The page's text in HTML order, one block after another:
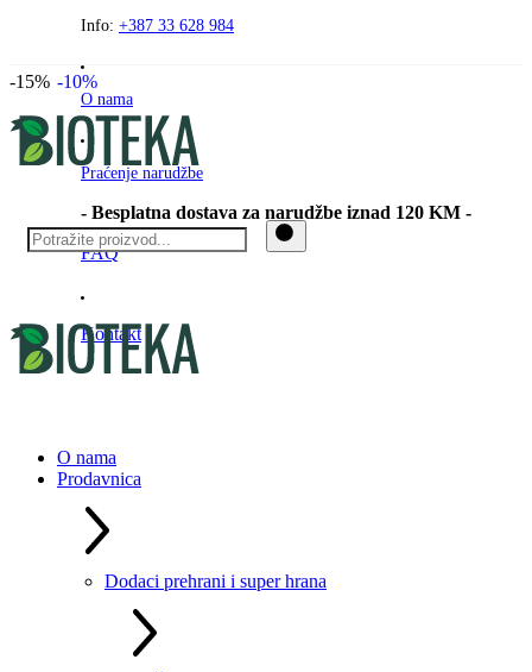
PreskočiteInfo: +387 33 628 984
O nama
Praćenje narudžbe
- Besplatna dostava za narudžbe iznad 120 KM -
FAQ
Kontakt
O nama
Prodavnica
Dodaci prehrani i super hrana
-15% -10%